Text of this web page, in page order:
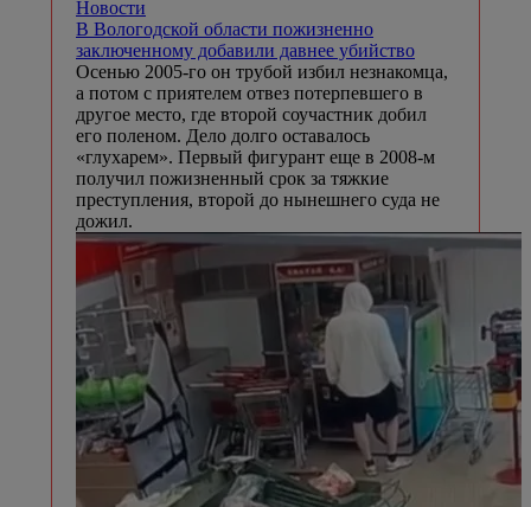
Новости
В Вологодской области пожизненно
заключенному добавили давнее убийство
Осенью 2005-го он трубой избил незнакомца,
а потом с приятелем отвез потерпевшего в
другое место, где второй соучастник добил
его поленом. Дело долго оставалось
«глухарем». Первый фигурант еще в 2008-м
получил пожизненный срок за тяжкие
преступления, второй до нынешнего суда не
дожил.